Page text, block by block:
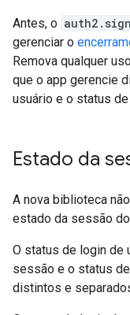
Antes, o
gerenciar o
Remova qualquer
que o app gerencie
usuário e o status
Estado da
A nova biblioteca
estado da sessão
O status de login de
sessão e o status
distintos e